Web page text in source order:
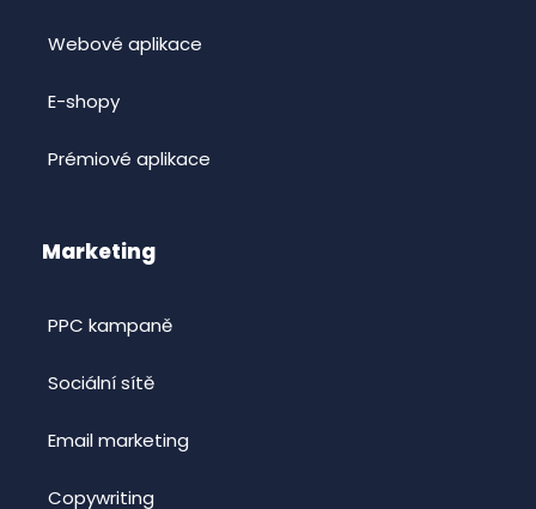
Webové aplikace
E-shopy
Prémiové aplikace
Marketing
PPC kampaně
Sociální sítě
Email marketing
Copywriting